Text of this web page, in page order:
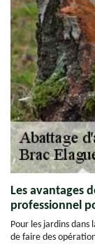
Les avantages
professionnel
Pour les jardins
de faire des